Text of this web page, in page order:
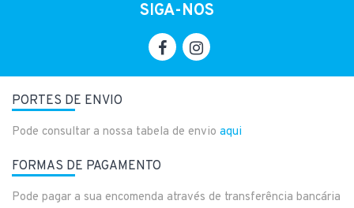
SIGA-NOS
PORTES DE ENVIO
Pode consultar a nossa tabela de envio aqui
FORMAS DE PAGAMENTO
Pode pagar a sua encomenda através de transferência bancária